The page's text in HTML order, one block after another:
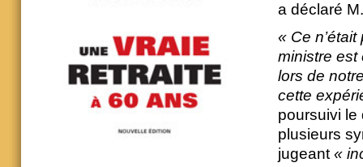
a déclaré
« Ce
ministre
lors de
cette
poursuivi
plusieurs
jugeant «